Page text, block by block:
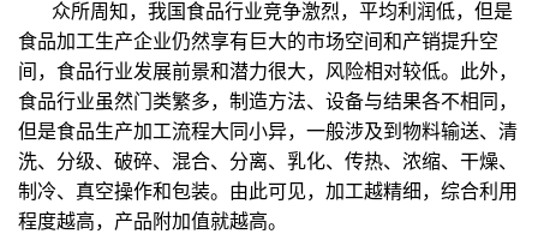
众所周知，我国食品行业竞争激烈，平均利润低，但是
食品加工生产企业仍然享有巨大的市场空间和产销提升空
间，食品行业发展前景和潜力很大，风险相对较低。此外，
食品行业虽然门类繁多，制造方法、设备与结果各不相同，
但是食品生产加工流程大同小异，一般涉及到物料输送、清
洗、分级、破碎、混合、分离、乳化、传热、浓缩、干燥、
制冷、真空操作和包装。由此可见，加工越精细，综合利用
程度越高，产品附加值就越高。